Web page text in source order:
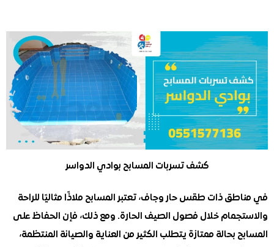
كشف تسربات المسابح بوادي الدواسر
ذات طقس حار وجاف، تعتبر المسابح ملاذًا مثاليًا للراحة
خلال فصول الصيف الحارة. ومع ذلك، فإن الحفاظ على
بحالة ممتازة يتطلب الكثير من العناية والصيانة المنتظمة،